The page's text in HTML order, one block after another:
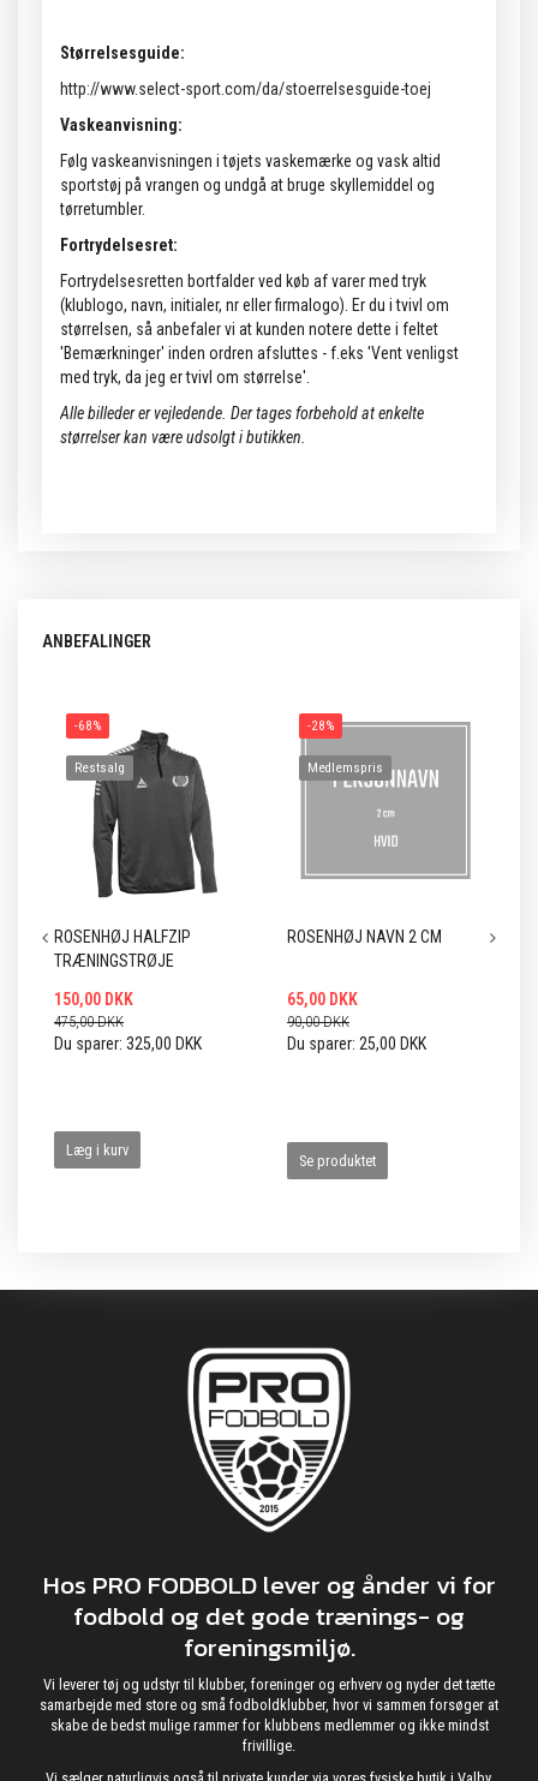
Størrelsesguide:
http://www.select-sport.com/da/stoerrelsesguide-toej
Vaskeanvisning:
Følg vaskeanvisningen i tøjets vaskemærke og vask altid
sportstøj på vrangen og undgå at bruge skyllemiddel og
tørretumbler.
Fortrydelsesret:
Fortrydelsesretten bortfalder ved køb af varer med tryk
(klublogo, navn, initialer, nr eller firmalogo). Er du i tvivl om
størrelsen, så anbefaler vi at kunden notere dette i feltet
'Bemærkninger' inden ordren afsluttes - f.eks 'Vent venligst
med tryk, da jeg er tvivl om størrelse'.
Alle billeder er vejledende. Der tages forbehold at enkelte
størrelser kan være udsolgt i butikken.
ANBEFALINGER
-68%
Restsalg
ROSENHØJ HALFZIP
TRÆNINGSTRØJE
150,00 DKK
475,00 DKK
Du sparer: 325,00 DKK
Læg i kurv
-28%
Medlemspris
ROSENHØJ NAVN 2 CM
65,00 DKK
90,00 DKK
Du sparer: 25,00 DKK
Se produktet
Hos PRO FODBOLD lever og ånder vi for
fodbold og det gode trænings- og
foreningsmiljø.
Vi leverer tøj og udstyr til klubber, foreninger og erhverv og nyder det tætte
samarbejde med store og små fodboldklubber, hvor vi sammen forsøger at
skabe de bedst mulige rammer for klubbens medlemmer og ikke mindst
frivillige.